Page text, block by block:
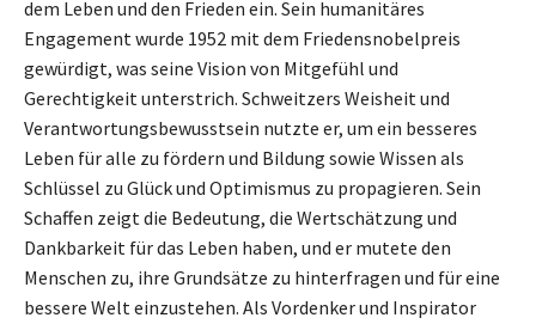
dem Leben und den Frieden ein. Sein humanitäres
Engagement wurde 1952 mit dem Friedensnobelpreis
gewürdigt, was seine Vision von Mitgefühl und
Gerechtigkeit unterstrich. Schweitzers Weisheit und
Verantwortungsbewusstsein nutzte er, um ein besseres
Leben für alle zu fördern und Bildung sowie Wissen als
Schlüssel zu Glück und Optimismus zu propagieren. Sein
Schaffen zeigt die Bedeutung, die Wertschätzung und
Dankbarkeit für das Leben haben, und er mutete den
Menschen zu, ihre Grundsätze zu hinterfragen und für eine
bessere Welt einzustehen. Als Vordenker und Inspirator